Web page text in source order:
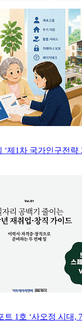
‘제1차 국가인구전략
트 1호 ‘사오정 시대,